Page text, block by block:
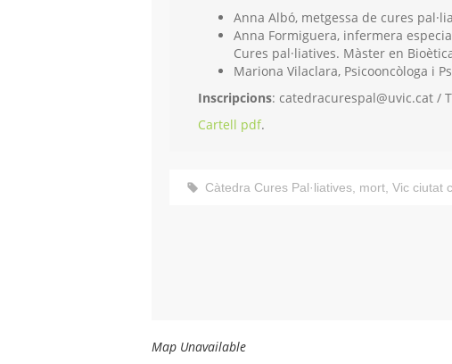
Anna Albó, metgessa de cures
Anna Formiguera, infermera
Cures pal·liatives. Màster en
Mariona Vilaclara, Psicooncòloga i
Inscripcions: catedracurespal@uvic.cat /
Cartell pdf.
Càtedra Cures Pal·liatives mort Vic ciutat
Map Unavailable